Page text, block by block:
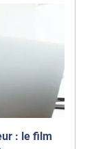
: le film